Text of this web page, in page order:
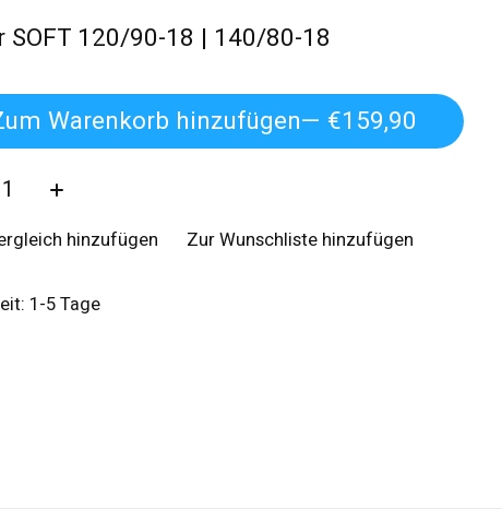
SOFT 120/90-18 | 140/80-18
Warenkorb hinzufügen
— €159,90
hinzufügen Zur Wunschliste hinzufügen
1-5 Tage